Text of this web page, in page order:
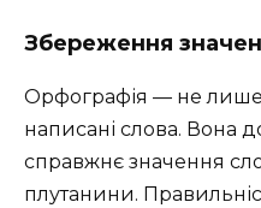
Збереження
Орфографія — не
написані слова. Вона
справжнє значення
плутанини.